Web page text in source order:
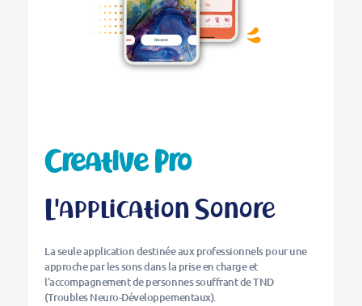
Creative Pro
L'application Sonore
La seule application destinée aux professionnels pour une
approche par les sons dans la prise en charge et
l’accompagnement de personnes souffrant de TND
(Troubles Neuro-Développementaux).